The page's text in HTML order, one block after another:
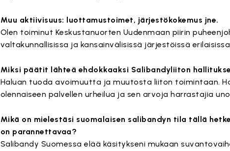
Muu aktiivisuus: luottamustoimet, järjestökokemus jne.
Olen toiminut Keskustanuorten Uudenmaan piirin
valtakunnallisissa ja kansainvälisissä järjestöissä
Miksi päätit lähteä ehdokkaaksi Salibandyliiton
Haluan tuoda avoimuutta ja muutosta liiton toimintaan.
olennaiseen palvellen urheilua ja sen arvoja harrastajia
Mikä on mielestäsi suomalaisen salibandyn tila tällä
on parannettavaa?
Salibandy Suomessa elää käsitykseni mukaan